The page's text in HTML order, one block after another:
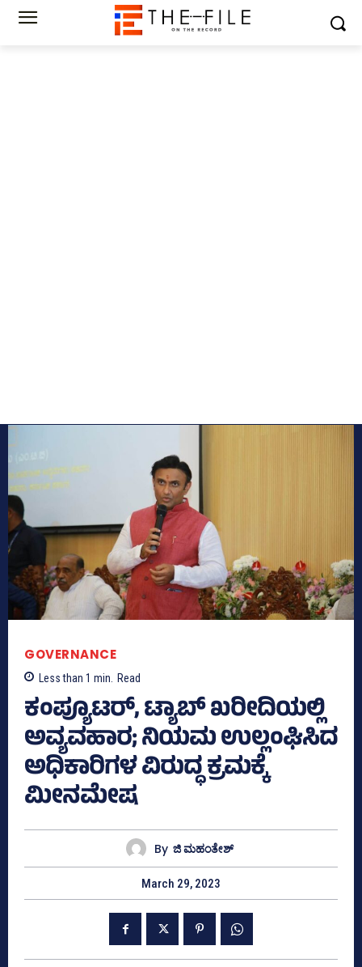
GOVERNANCE
Less than 1 min. Read
ಕಂಪ್ಯೂಟರ್‌, ಟ್ಯಾಬ್‌ ಖರೀದಿಯಲ್ಲಿ
ಅವ್ಯವಹಾರ; ನಿಯಮ ಉಲ್ಲಂಘಿಸಿದ
ಅಧಿಕಾರಿಗಳ ವಿರುದ್ಧ ಕ್ರಮಕ್ಕೆ
ಮೀನಮೇಷ
By ಜಿ ಮಹಂತೇಶ್
March 29, 2023